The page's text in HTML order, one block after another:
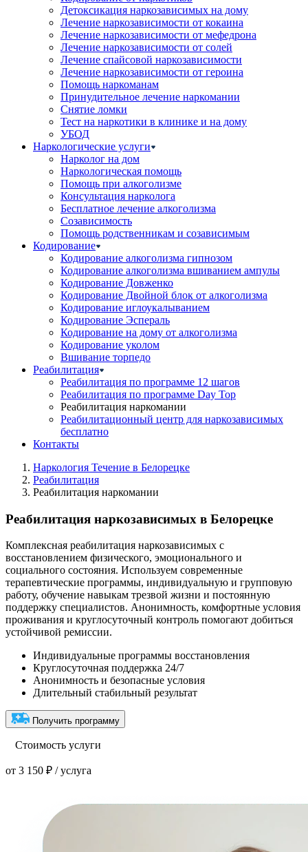
Детоксикация наркозависимых на дому
Лечение наркозависимости от кокаина
Лечение наркозависимости от мефедрона
Лечение наркозависимости от солей
Лечение спайсовой наркозависимости
Лечение наркозависимости от героина
Помощь наркоманам
Принудительное лечение наркомании
Снятие ломки
Тест на наркотики в клинике и на дому
УБОД
Наркологические услуги
Нарколог на дом
Наркологическая помощь
Помощь при алкоголизме
Консультация нарколога
Бесплатное лечение алкоголизма
Созависимость
Помощь родственникам и созависимым
Кодирование
Кодирование алкоголизма гипнозом
Кодирование алкоголизма вшиванием ампулы
Кодирование Довженко
Кодирование Двойной блок от алкоголизма
Кодирование иглоукалыванием
Кодирование Эспераль
Кодирование на дому от алкоголизма
Кодирование уколом
Вшивание торпедо
Реабилитация
Реабилитация по программе 12 шагов
Реабилитация по программе Day Top
Реабилитация наркомании
Реабилитационный центр для наркозависимых
бесплатно
Контакты
Наркология Течение в Белорецке
Реабилитация
Реабилитация наркомании
Реабилитация наркозависимых в Белорецке
Комплексная реабилитация наркозависимых с
восстановлением физического, эмоционального и
социального состояния. Используем современные
терапевтические программы, индивидуальную и групповую
работу, обучение навыкам трезвой жизни и постоянную
поддержку специалистов. Анонимность, комфортные условия
проживания и круглосуточный контроль помогают добиться
устойчивой ремиссии.
Индивидуальные программы восстановления
Круглосуточная поддержка 24/7
Анонимность и безопасные условия
Длительный стабильный результат
Получить программу
Стоимость услуги
от 3 150 ₽ / услуга